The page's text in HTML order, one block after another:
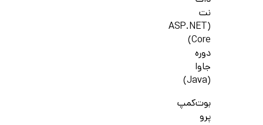
نت
(ASP.NET
Core)
دوره
جاوا
(Java)
بوت‌کمپ
پرو